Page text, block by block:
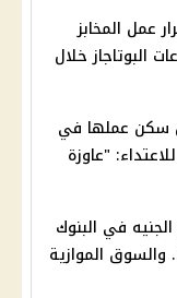
عمل المخابز
البوتاجاز خلال
سكن عملها في
"عاوزة
في البنوك
الجمعة 29-5-2026.. والسوق الموازية